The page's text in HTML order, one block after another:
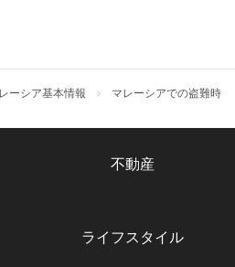
ーシア基本情報
マレーシアでの盗難時
不動産
ライフスタイル